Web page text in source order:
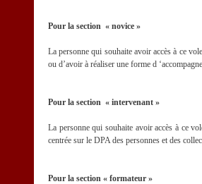
Pour la section « novice »
La personne qui souhaite avoir accès à ce
ou d’avoir à réaliser une forme d
Pour la section « intervenant »
La personne qui souhaite avoir accès à ce
centrée sur le DPA des personnes et des
Pour la section « formateur »